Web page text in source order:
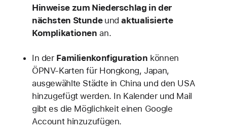
Hinweise zum Niederschlag in der
nächsten Stunde undaktualisierte
Komplikationen an.
In der Familienkonfiguration können
ÖPNV-Karten für Hongkong, Japan,
ausgewählte Städte in China und den USA
hinzugefügt werden. In Kalender und Mail
gibt es die Möglichkeit einen Google
Account hinzuzufügen.